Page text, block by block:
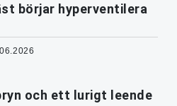
börjar hyperventilera
och ett lurigt leende